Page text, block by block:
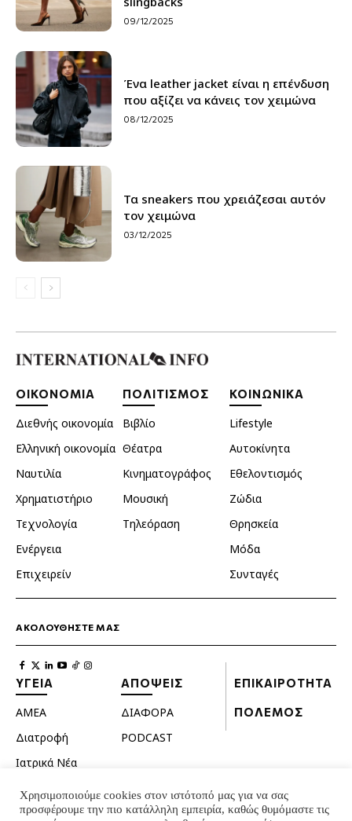
09/12/2025
Ένα leather jacket είναι η επένδυση
που αξίζει να κάνεις τον χειμώνα
08/12/2025
Τα sneakers που χρειάζεσαι αυτόν
τον χειμώνα
03/12/2025
ΟΙΚΟΝΟΜΙΑ
Διεθνής οικονομία
Ελληνική οικονομία
Ναυτιλία
Χρηματιστήριο
Τεχνολογία
Ενέργεια
Επιχειρείν
ΠΟΛΙΤΙΣΜΟΣ
Βιβλίο
Θέατρα
Κινηματογράφος
Μουσική
Τηλεόραση
ΚΟΙΝΩΝΙΚΑ
Lifestyle
Αυτοκίνητα
Εθελοντισμός
Ζώδια
Θρησκεία
Μόδα
Συνταγές
ΑΚΟΛΟΥΘΗΣΤΕ ΜΑΣ
ΥΓΕΙΑ
ΑΜΕΑ
Διατροφή
Ιατρικά Νέα
Ομορφιά
ΑΠΟΨΕΙΣ
ΔΙΑΦΟΡΑ
PODCAST
ΕΠΙΚΑΙΡΟΤΗΤΑ
ΠΟΛΕΜΟΣ
Χρησιμοποιούμε cookies στον ιστότοπό μας για να σας
προσφέρουμε την πιο κατάλληλη εμπειρία, καθώς θυμόμαστε τις